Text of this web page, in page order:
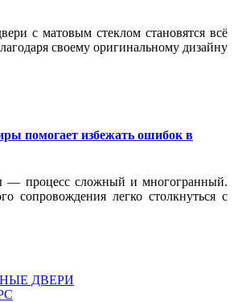
с матовым стеклом становятся всё
своему оригинальному дизайну
помогает избежать ошибок в
— процесс сложный и многогранный.
сопровождения легко столкнуться с
ДВЕРИ